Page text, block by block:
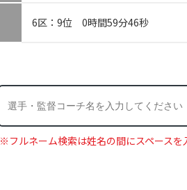
6区：9位 0時間59分46秒
※フルネーム検索は姓名の間にスペースを